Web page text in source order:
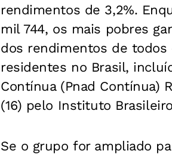
rendimentos de 3,2%.
mil 744, os mais pobres
dos rendimentos de
residentes no Brasil,
Contínua (Pnad Contínua)
(16) pelo Instituto
Se o grupo for ampliado